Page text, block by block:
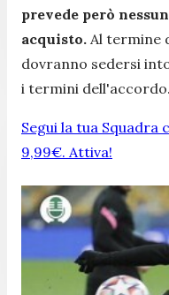
prevede però
acquisto. Al termine
dovranno sedersi
i termini dell'accordo.
Segui la tua Squadra
9,99€. Attiva!